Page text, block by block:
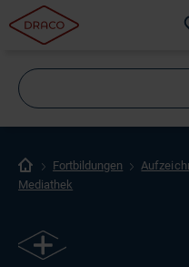
Fortbildungen
Mediathek